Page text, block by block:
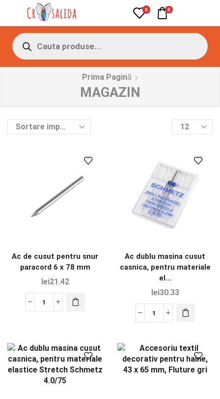
0 0
Prima Pagină
MAGAZIN
Ac de cusut pentru snur
paracord 6 x 78 mm
lei21.42
Ac dublu masina cusut
casnica, pentru materiale
el...
lei30.33